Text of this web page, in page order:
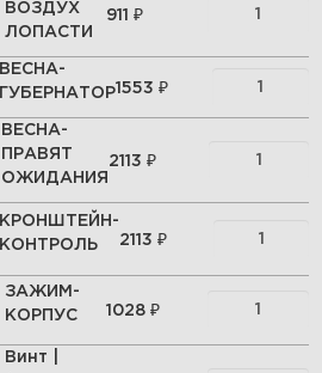
ВОЗДУХ
ЛОПАСТИ
911 ₽
ВЕСНА-
ГУБЕРНАТОР1553 ₽
ВЕСНА-
ПРАВЯТ
ОЖИДАНИЯ
2113 ₽
КРОНШТЕЙН-
КОНТРОЛЬ
2113 ₽
ЗАЖИМ-
КОРПУС
1028 ₽
Винт |